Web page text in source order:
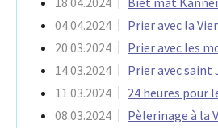
04.04.2024
Prier avec la
20.03.2024
Prier avec les
14.03.2024
Prier avec saint
11.03.2024
24 heures pour
08.03.2024
Pèlerinage à la